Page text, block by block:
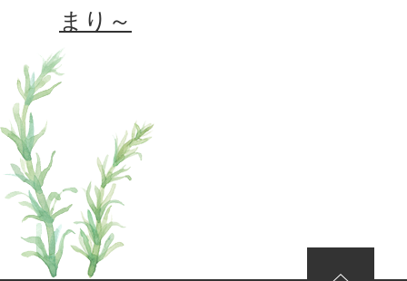
まり～
ページの先頭へ